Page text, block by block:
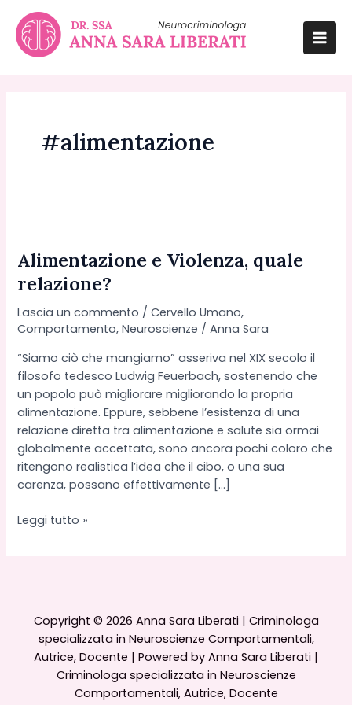
contenuto
#alimentazione
Alimentazione e Violenza, quale
relazione?
Lascia un commento /Cervello Umano,
Comportamento,Neuroscienze /Anna Sara
“Siamo ciò che mangiamo” asseriva nel XIX secolo il
filosofo tedesco Ludwig Feuerbach, sostenendo che
un popolo può migliorare migliorando la propria
alimentazione. Eppure, sebbene l’esistenza di una
relazione diretta tra alimentazione e salute sia ormai
globalmente accettata, sono ancora pochi coloro che
ritengono realistica l’idea che il cibo, o una sua
carenza, possano effettivamente […]
Alimentazione
Leggi tutto »
Copyright © 2026 Anna Sara Liberati | Criminologa
specializzata in Neuroscienze Comportamentali,
Autrice, Docente | Powered by Anna Sara Liberati |
Criminologa specializzata in Neuroscienze
Comportamentali, Autrice, Docente